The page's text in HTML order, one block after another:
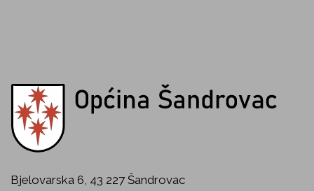
Bjelovarska 6, 43 227 Šandrovac